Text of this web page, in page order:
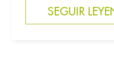
SEGUIR